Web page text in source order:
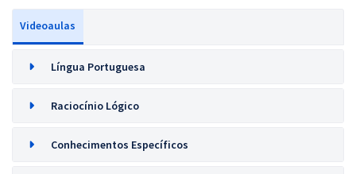
Videoaulas
Língua Portuguesa
Raciocínio Lógico
Conhecimentos Específicos